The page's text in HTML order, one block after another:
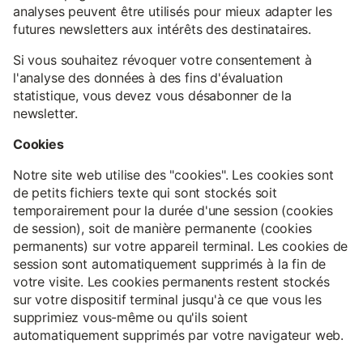
analyses peuvent être utilisés pour mieux adapter les
futures newsletters aux intérêts des destinataires.
Si vous souhaitez révoquer votre consentement à
l'analyse des données à des fins d'évaluation
statistique, vous devez vous désabonner de la
newsletter.
Cookies
Notre site web utilise des "cookies". Les cookies sont
de petits fichiers texte qui sont stockés soit
temporairement pour la durée d'une session (cookies
de session), soit de manière permanente (cookies
permanents) sur votre appareil terminal. Les cookies de
session sont automatiquement supprimés à la fin de
votre visite. Les cookies permanents restent stockés
sur votre dispositif terminal jusqu'à ce que vous les
supprimiez vous-même ou qu'ils soient
automatiquement supprimés par votre navigateur web.